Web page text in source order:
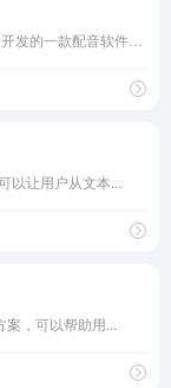
以让用户从文本...
案，可以帮助用...